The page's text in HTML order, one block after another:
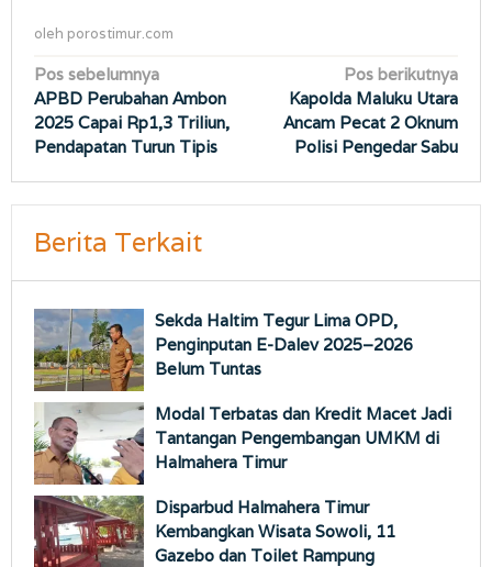
oleh porostimur.com
Navigasi
pos
Pos sebelumnya
APBD Perubahan Ambon
2025 Capai Rp1,3 Triliun,
Pendapatan Turun Tipis
Pos berikutnya
Kapolda Maluku Utara
Ancam Pecat 2 Oknum
Polisi Pengedar Sabu
Berita Terkait
Sekda Haltim Tegur Lima OPD,
Penginputan E-Dalev 2025–2026
Belum Tuntas
Modal Terbatas dan Kredit Macet Jadi
Tantangan Pengembangan UMKM di
Halmahera Timur
Disparbud Halmahera Timur
Kembangkan Wisata Sowoli, 11
Gazebo dan Toilet Rampung